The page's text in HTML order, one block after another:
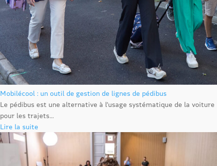
Mobilécool : un outil de gestion de lignes de pédibus
Le pédibus est une alternative à l’usage systématique de la voiture
pour les trajets...
Lire la suite